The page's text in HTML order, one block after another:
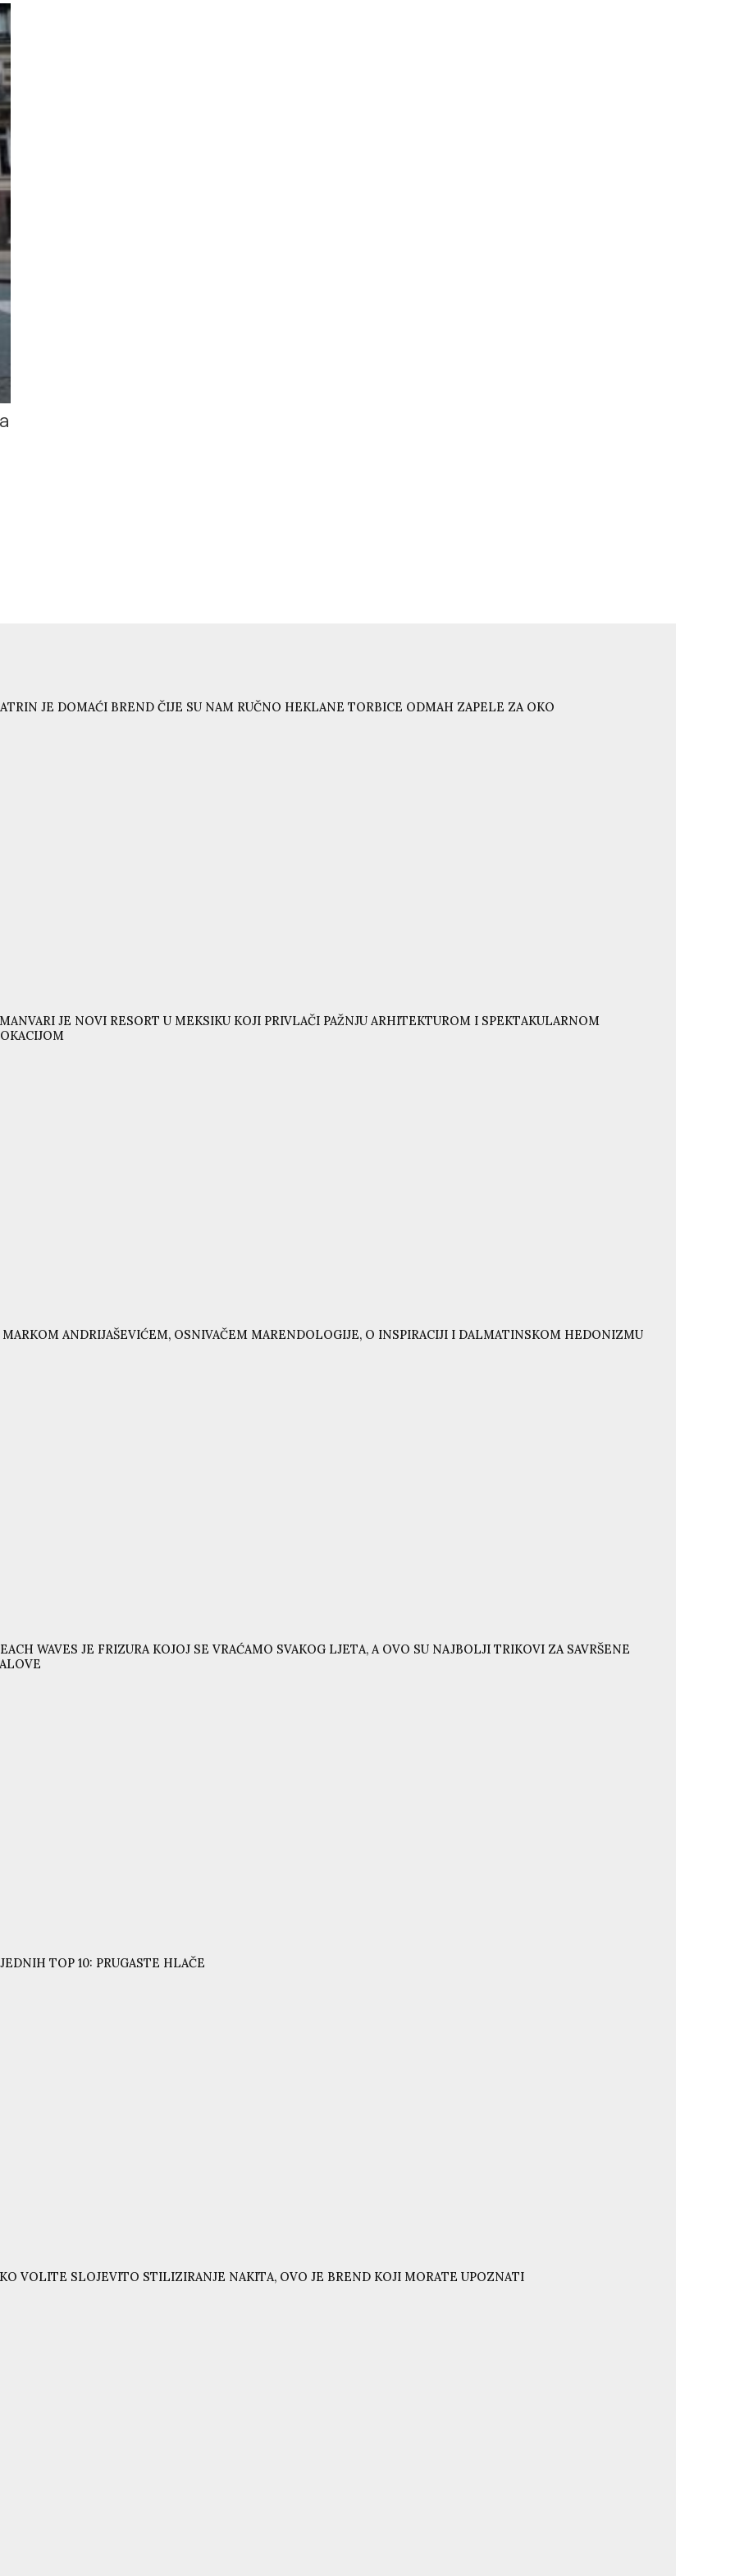
JE DOMAĆI BREND ČIJE SU NAM RUČNO HEKLANE TORBICE ODMAH ZAPELE ZA OKO
JE NOVI RESORT U MEKSIKU KOJI PRIVLAČI PAŽNJU ARHITEKTUROM I SPEKTAKULARNOM
MARKOM ANDRIJAŠEVIĆEM, OSNIVAČEM MARENDOLOGIJE, O INSPIRACIJI I DALMATINSKOM HEDONIZMU
WAVES JE FRIZURA KOJOJ SE VRAĆAMO SVAKOG LJETA, A OVO SU NAJBOLJI TRIKOVI ZA SAVRŠENE
TOP 10: PRUGASTE HLAČE
VOLITE SLOJEVITO STILIZIRANJE NAKITA, OVO JE BREND KOJI MORATE UPOZNATI